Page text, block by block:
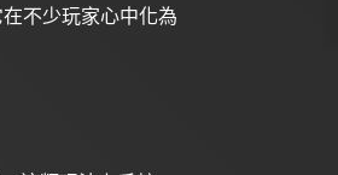
不少玩家心中化為